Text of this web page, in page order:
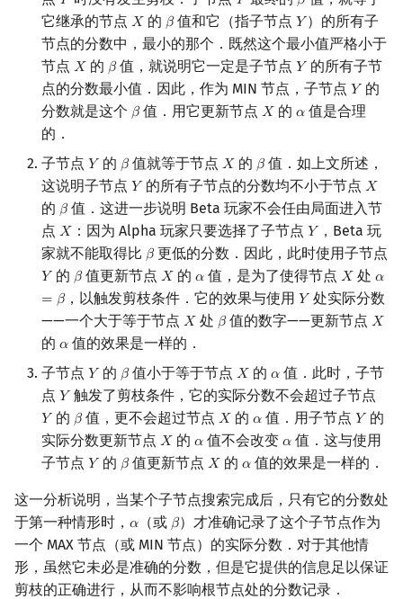
它继承的节点 𝑋
X 的 𝛽
β值和它（指子节点 𝑌
Y）的所有子
节点的分数中，最小的那个．既然这个最小值严格小于
节点 𝑋
X 的 𝛽
β值，就说明它一定是子节点 𝑌
Y的所有子节
点的分数最小值．因此，作为 MIN 节点，子节点 𝑌
Y 的
分数就是这个 𝛽
β 值．用它更新节点 𝑋
X 的 𝛼
α 值是合理
的．
子节点 𝑌
Y 的 𝛽
β 值就等于节点 𝑋
X 的 𝛽
β 值．如上文所述，
这说明子节点 𝑌
Y 的所有子节点的分数均不小于节点 𝑋
X
的 𝛽
β 值．这进一步说明 Beta 玩家不会任由局面进入节
点 𝑋
X ：因为 Alpha 玩家只要选择了子节点 𝑌
Y，Beta 玩
家就不能取得比 𝛽
β 更低的分数．因此，此时使用子节点
𝑌
Y 的 𝛽
β 值更新节点 𝑋
X 的 𝛼
α 值，是为了使得节点 𝑋
X 处 𝛼
= 𝛽
α=
，以触发剪枝条件．它的效果与使用𝑌
Y 处实际分数
——一个大于等于节点 𝑋
X 处 𝛽
β值的数字——更新节点 𝑋
X
的 𝛼
α 值的效果是一样的．
子节点 𝑌
Y 的 𝛽
β 值小于等于节点 𝑋
X 的 𝛼
α 值．此时，子节
点 𝑌
Y 触发了剪枝条件，它的实际分数不会超过子节点
𝑌
Y 的 𝛽
β 值，更不会超过节点 𝑋
X 的 𝛼
α 值．用子节点𝑌
Y 的
实际分数更新节点 𝑋
X 的 𝛼
α值不会改变 𝛼
α 值．这与使用
子节点 𝑌
Y 的 𝛽
β 值更新节点 𝑋
X 的 𝛼
α 值的效果是一样的．
这一分析说明，当某个子节点搜索完成后，只有它的分数处
于第一种情形时， 𝛼
α （或 𝛽
β）才准确记录了这个子节点作为
一个 MAX 节点（或 MIN 节点）的实际分数．对于其他情
形，虽然它未必是准确的分数，但是它提供的信息足以保证
剪枝的正确进行，从而不影响根节点处的分数记录．